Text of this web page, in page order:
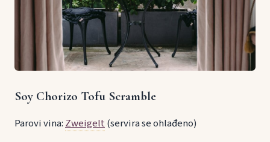
Soy Chorizo Tofu Scramble
Parovi vina:Zweigelt(servira se ohlađeno)